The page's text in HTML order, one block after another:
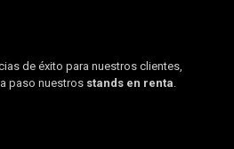
de éxito para nuestros clientes,
paso nuestros stands en renta.